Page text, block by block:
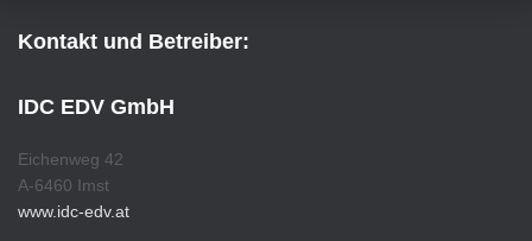
Kontakt und Betreiber:
IDC EDV GmbH
Eichenweg 42
A-6460 Imst
www.idc-edv.at